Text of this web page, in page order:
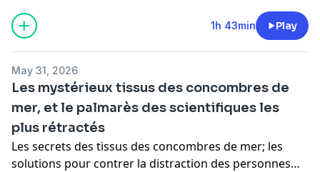
1h 43min Play
May 31, 2026
Les mystérieux tissus des concombres de
mer, et le palmarès des scientifiques les
plus rétractés
Les secrets des tissus des concombres de mer; les
solutions pour contrer la distraction des personnes